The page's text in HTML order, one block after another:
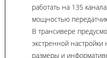
работать на 135
мощностью
В трансивере
экстренной
размеры и